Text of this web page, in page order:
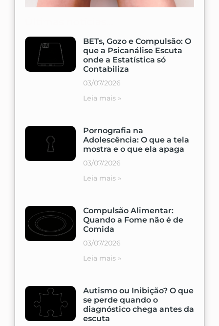
BETs, Gozo e Compulsão: O
que a Psicanálise Escuta
onde a Estatística só
Contabiliza
03/07/2026
Leia mais »
Pornografia na
Adolescência: O que a tela
mostra e o que ela apaga
03/07/2026
Leia mais »
Compulsão Alimentar:
Quando a Fome não é de
Comida
03/07/2026
Leia mais »
Autismo ou Inibição? O que
se perde quando o
diagnóstico chega antes da
escuta